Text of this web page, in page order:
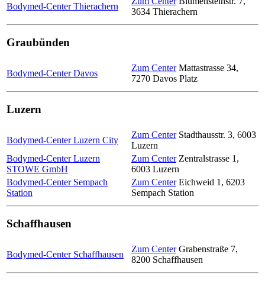
Bodymed-Center Thierachern
3634 Thierachern
Graubünden
Bodymed-Center Davos
Zum Center Mattastrasse 34,
7270 Davos Platz
Luzern
Bodymed-Center Luzern City
Zum Center Stadthausstr. 3, 6003
Luzern
Bodymed-Center Luzern
STOWE GmbH
Zum Center Zentralstrasse 1 ,
6003 Luzern
Bodymed-Center Sempach
Station
Zum Center Eichweid 1 , 6203
Sempach Station
Schaffhausen
Bodymed-Center Schaffhausen
Zum Center Grabenstraße 7,
8200 Schaffhausen